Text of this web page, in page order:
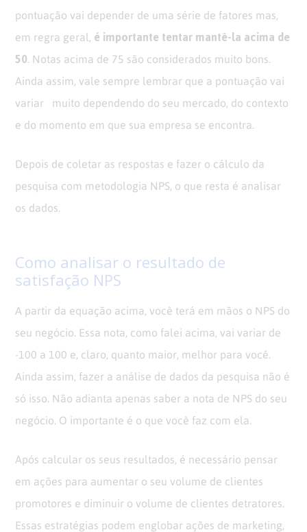
pontuação vai depender de uma série de fatores mas,
em regra geral, é importante tentar mantê-la acima de
50 . Notas acima de 75 são considerados muito bons.
Ainda assim, vale sempre lembrar que a pontuação vai
variar muito dependendo do seu mercado, do contexto
e do momento em que sua empresa se encontra.
Depois de coletar as respostas e fazer o cálculo da
pesquisa com metodologia NPS, o que resta é analisar
os dados.
Como analisar o resultado de
satisfação NPS
A partir da equação acima, você terá em mãos o NPS do
seu negócio. Essa nota, como falei acima, vai variar de
-100 a 100 e, claro, quanto maior, melhor para você.
Ainda assim, fazer a análise de dados da pesquisa não é
só isso. Não adianta apenas saber a nota de NPS do seu
negócio. O importante é o que você faz com ela.
Após calcular os seus resultados, é necessário pensar
em ações para aumentar o seu volume de clientes
promotores e diminuir o volume de clientes detratores.
Essas estratégias podem englobar ações de marketing,